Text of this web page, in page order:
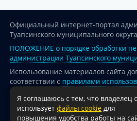
Официальный интернет-портал
Туапсинского муниципального округа
ПОЛОЖЕНИЕ о порядке обработки
администрации Туапсинского
Использование материалов сайта
соответствии с правилами
опубликованных на сайте
При перепечатке и использовании
на источник обязательна.
Я соглашаюсь с тем, что владелец
использует файлы cookie для
повышения удобства работы на